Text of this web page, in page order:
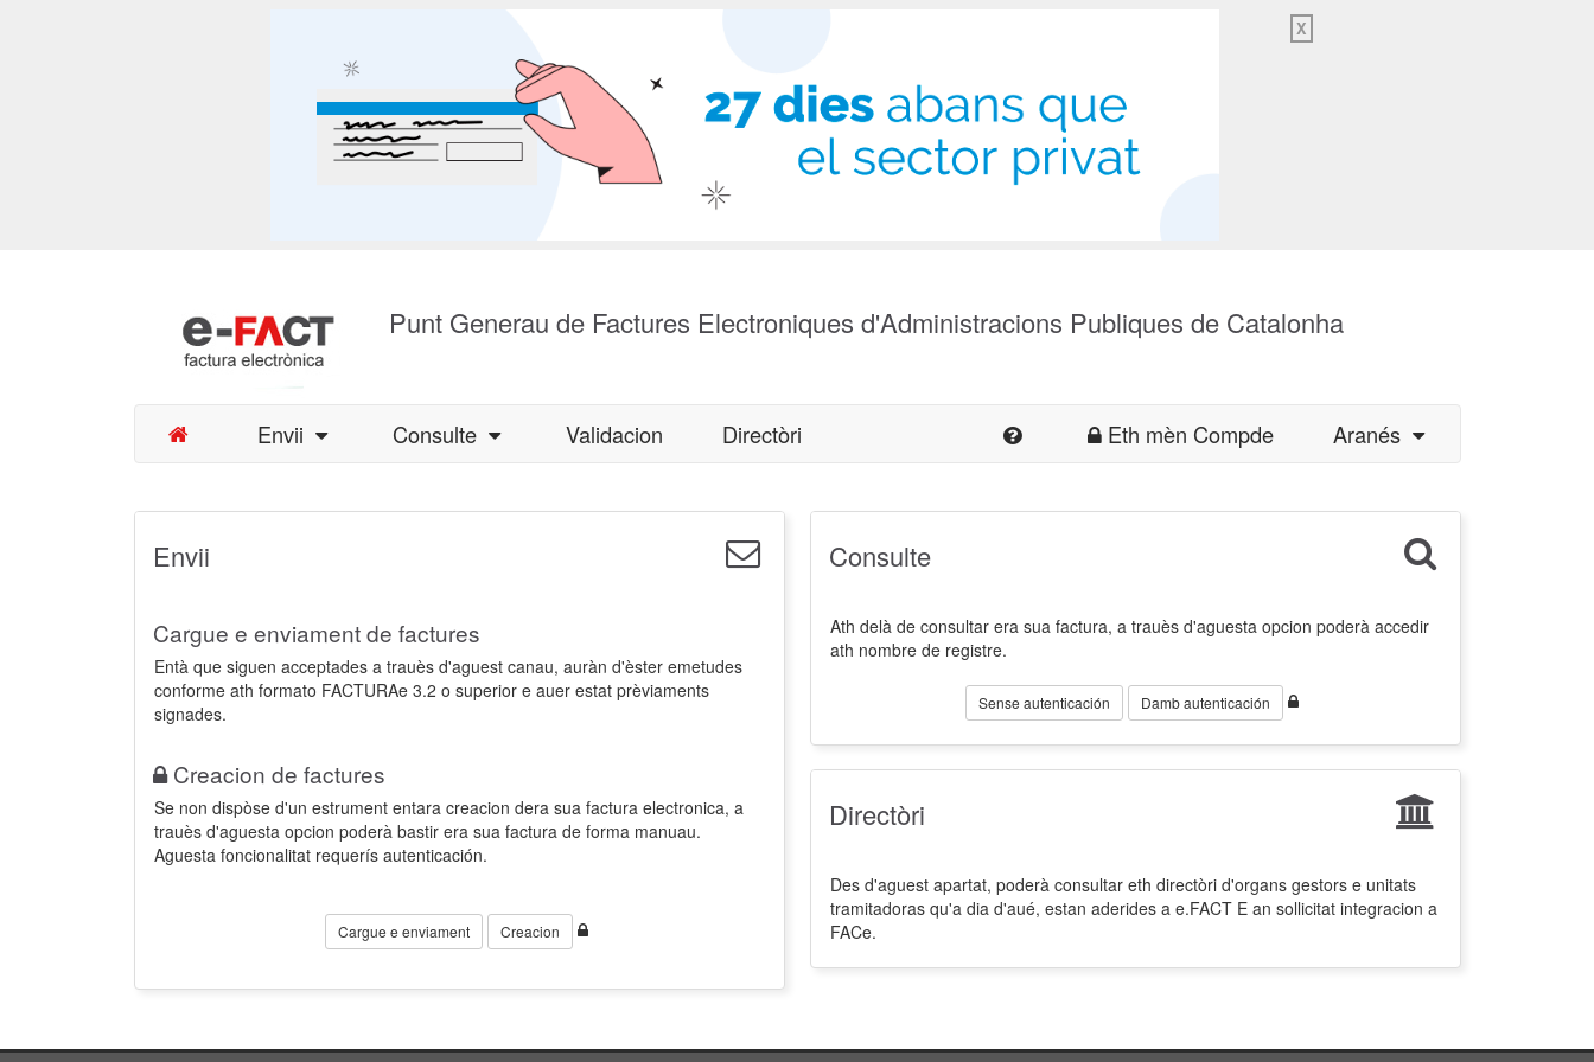
X
Punt Generau de Factures Electroniques d'Administracions Publiques de Catalonha
Envii Consulte Validacion Directòri Eth mèn Compde Aranés
Envii
Cargue e enviament de factures
Entà que siguen acceptades a trauès d'aguest canau, auràn d'èster emetudes
conforme ath formato FACTURAe 3.2 o superior e auer estat prèviaments
signades.
Creacion de factures
Se non dispòse d'un estrument entara creacion dera sua factura electronica, a
trauès d'aguesta opcion poderà bastir era sua factura de forma manuau.
Aguesta foncionalitat requerís autenticación.
Cargue e enviament Creacion
Consulte
Ath delà de consultar era sua factura, a trauès d'aguesta opcion poderà accedir
ath nombre de registre.
Sense autenticación Damb autenticación
Directòri
Des d'aguest apartat, poderà consultar eth directòri d'organs gestors e unitats
tramitadoras qu'a dia d'aué, estan aderides a e.FACT E an sollicitat integracion a
FACe.